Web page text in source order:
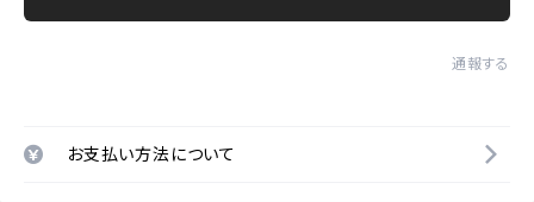
通報する
お支払い方法について